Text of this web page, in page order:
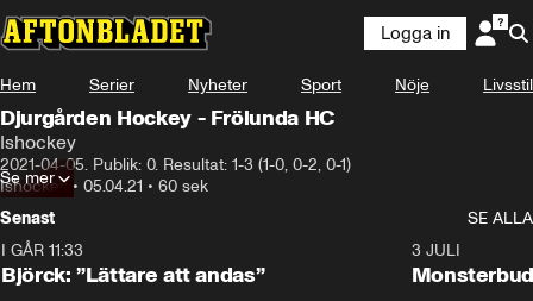
Logga in
Hem Serier Nyheter Sport Nöje Livsstil
Djurgården Hockey - Frölunda HC
Ishockey
2021-04-05. Publik: 0. Resultat: 1-3 (1-0, 0-2, 0-1)
Ishockey• 05.04.21 • 60 sek
Se mer
Senast
SE ALLA
I GÅR 11:33
Björck: ”Lättare att andas”
3 JULI